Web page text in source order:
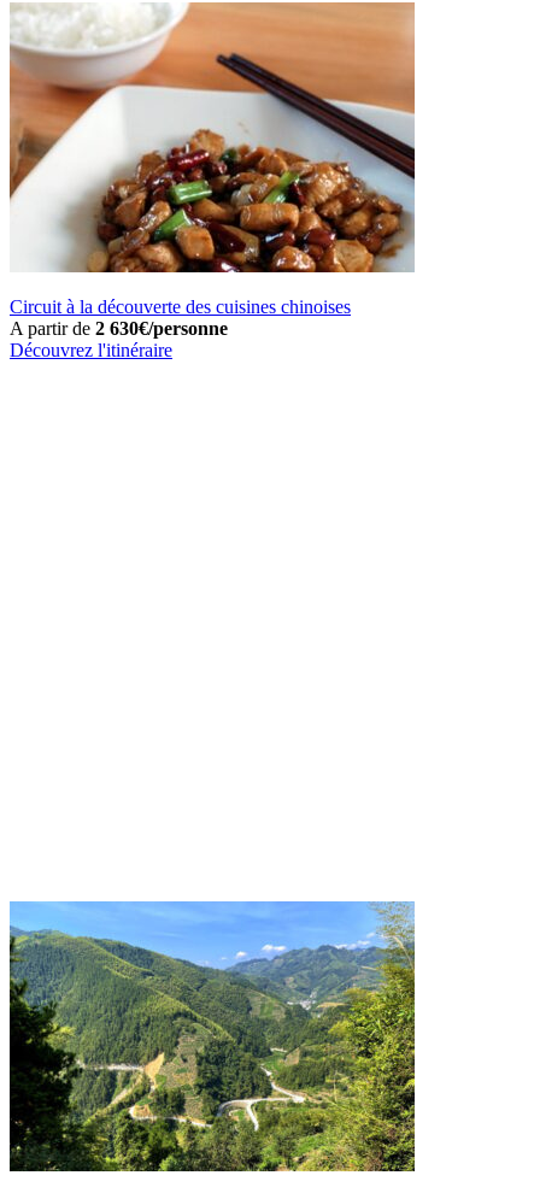
Circuit à la découverte des cuisines chinoises
A partir de 2 630€/personne
Découvrez l'itinéraire